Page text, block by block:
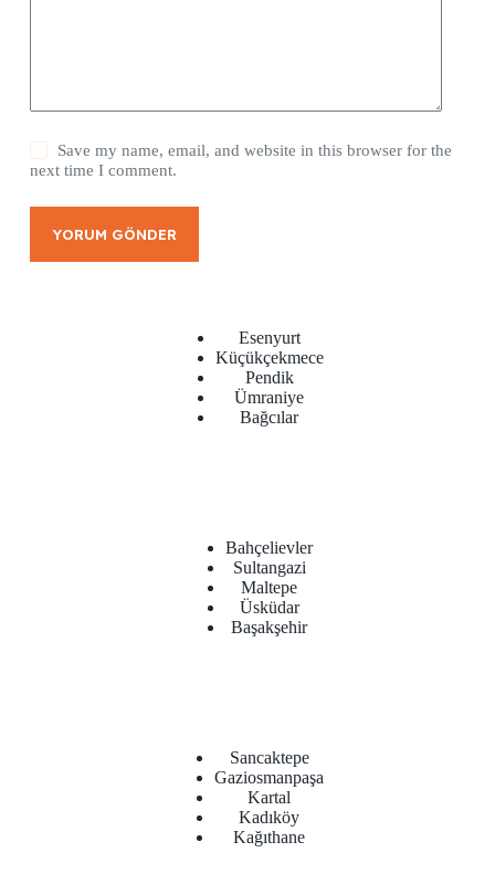
Save my name, email, and website in this browser for the
next time I comment.
YORUM GÖNDER
Esenyurt
Küçükçekmece
Pendik
Ümraniye
Bağcılar
Bahçelievler
Sultangazi
Maltepe
Üsküdar
Başakşehir
Sancaktepe
Gaziosmanpaşa
Kartal
Kadıköy
Kağıthane